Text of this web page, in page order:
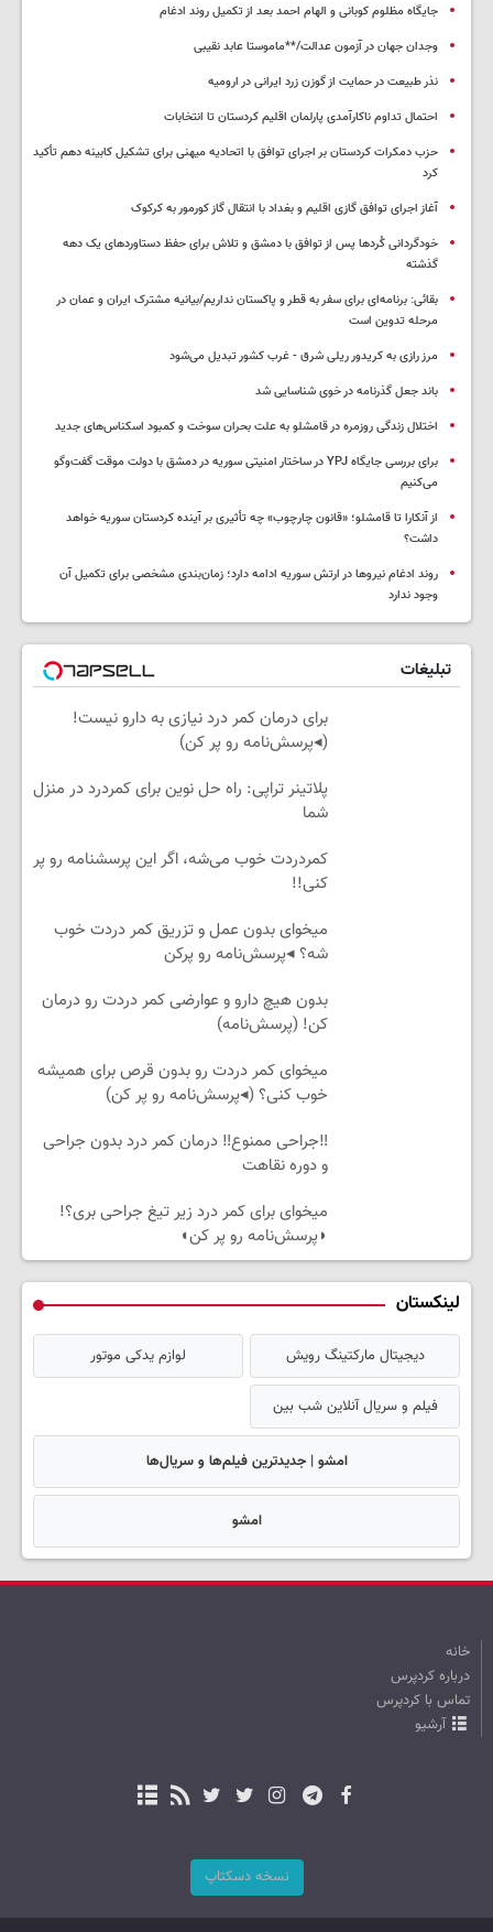
جایگاه مظلوم کوبانی و الهام احمد بعد از تکمیل روند ادغام
وجدان جهان در آزمون عدالت/**ماموستا عابد نقیبی
نذر طبیعت در حمایت از گوزن زرد ایرانی در ارومیه
احتمال تداوم ناکارآمدی پارلمان اقلیم کردستان تا انتخابات
حزب دمکرات کردستان بر اجرای توافق با اتحادیه میهنی برای تشکیل کابینه دهم تأکید
کرد
آغاز اجرای توافق گازی اقلیم و بغداد با انتقال گاز کورمور به کرکوک
خودگردانی کُردها پس از توافق با دمشق و تلاش برای حفظ دستاوردهای یک دهه
گذشته
بقائی: برنامه‌ای برای سفر به قطر و پاکستان نداریم/بیانیه مشترک ایران و عمان در
مرحله تدوین است
مرز رازی به کریدور ریلی شرق - غرب کشور تبدیل می‌شود
باند جعل گذرنامه در خوی شناسایی شد
اختلال زندگی روزمره در قامشلو به علت بحران سوخت و کمبود اسکناس‌های جدید
برای بررسی جایگاه YPJ در ساختار امنیتی سوریه در دمشق با دولت موقت گفت‌وگو
می‌کنیم
از آنکارا تا قامشلو؛ «قانون چارچوب» چه تأثیری بر آینده کردستان سوریه خواهد
داشت؟
روند ادغام نیروها در ارتش سوریه ادامه دارد؛ زمان‌بندی مشخصی برای تکمیل آن
وجود ندارد
تبلیغات
برای درمان کمر درد نیازی به دارو نیست!
(◂پرسش‌نامه رو پر کن)
پلاتینر تراپی: راه حل نوین برای کمردرد در منزل
شما
کمردردت خوب می‌شه، اگر این پرسشنامه رو پر
کنی!!
میخوای بدون عمل و تزریق کمر دردت خوب
شه؟ ◂پرسش‌نامه رو پرکن
بدون هیچ دارو و عوارضی کمر دردت رو درمان
کن! (پرسش‌نامه)
میخوای کمر دردت رو بدون قرص برای همیشه
خوب کنی؟ (◂پرسش‌نامه رو پر کن)
‼️جراحی ممنوع‼️ درمان کمر درد بدون جراحی
و دوره نقاهت
میخوای برای کمر درد زیر تیغ جراحی بری؟!
◗پرسش‌نامه رو پر کن◖
لینکستان
دیجیتال مارکتینگ رویش لوازم یدکی موتور
فیلم و سریال آنلاین شب بین
امشو | جدیدترین فیلم‌ها و سریال‌ها
امشو
خانه
درباره کردپرس
تماس با کردپرس
آرشیو
نسخه دسکتاپ